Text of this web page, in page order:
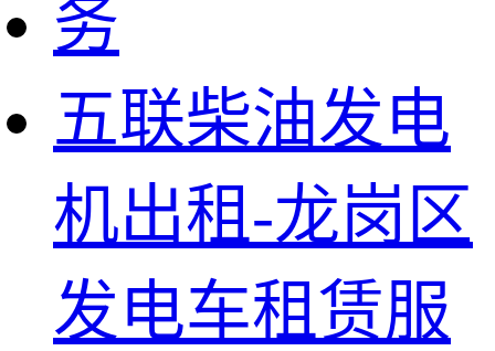
五联柴油发电
机出租-龙岗区
发电车租赁服